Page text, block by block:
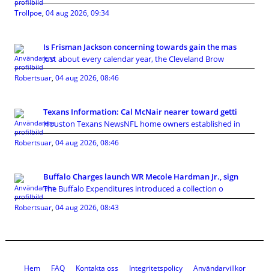
Trollpoe, 04 aug 2026, 09:34
Is Frisman Jackson concerning towards gain the mas
Just about every calendar year, the Cleveland Brow
Robertsuar, 04 aug 2026, 08:46
Texans Information: Cal McNair nearer toward getti
Houston Texans NewsNFL home owners established in
Robertsuar, 04 aug 2026, 08:46
Buffalo Charges launch WR Mecole Hardman Jr., sign
The Buffalo Expenditures introduced a collection o
Robertsuar, 04 aug 2026, 08:43
Hem FAQ Kontakta oss Integritetspolicy Användarvillkor